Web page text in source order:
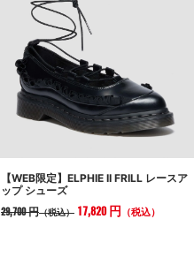
【WEB限定】ELPHIE II FRILL レースア
ップ シューズ
29,700 円（税込） 17,820 円 （税込）